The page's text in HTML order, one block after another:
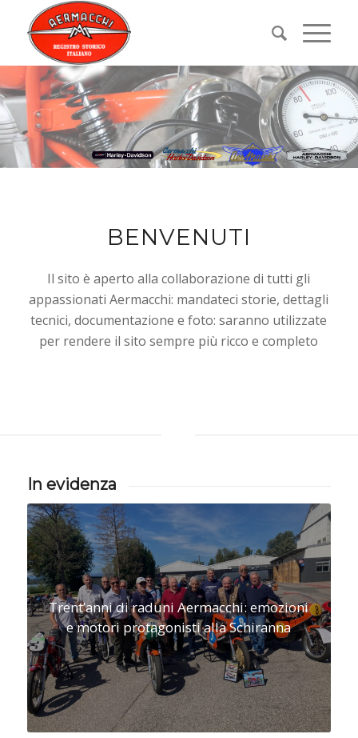
BENVENUTI
Il sito è aperto alla collaborazione di tutti gli
appassionati Aermacchi: mandateci storie, dettagli
tecnici, documentazione e foto: saranno utilizzate
per rendere il sito sempre più ricco e completo
In evidenza
Trent’anni di raduni Aermacchi: emozioni
e motori protagonisti alla Schiranna